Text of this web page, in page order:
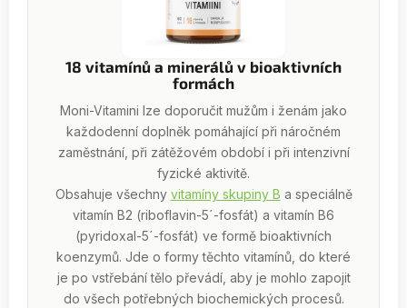
18 vitamínů a minerálů v bioaktivních
formách
Moni-Vitamini lze doporučit mužům i ženám jako
každodenní doplněk pomáhající při náročném
zaměstnání, při zátěžovém období i při intenzivní
fyzické aktivitě.
Obsahuje všechny vitamíny skupiny B a speciálně
vitamín B2 (riboflavin-5´-fosfát) a vitamín B6
(pyridoxal-5´-fosfát) ve formě bioaktivních
koenzymů. Jde o formy těchto vitamínů, do které
je po vstřebání tělo převádí, aby je mohlo zapojit
do všech potřebných biochemických procesů.